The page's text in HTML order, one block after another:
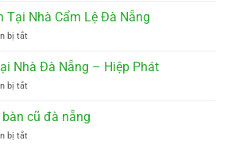
đức
nẵng
Ghép
Nẵng
Kỳ
mới
êm
Tại Nhà Cẩm Lệ Đà Nẵng
bị tắtở
Máy
Tại
Cẩm
Nhà Đà Nẵng – Hiệp Phát
bị tắtở
Máy
Tại
cũ đà nẵng
bị tắtở